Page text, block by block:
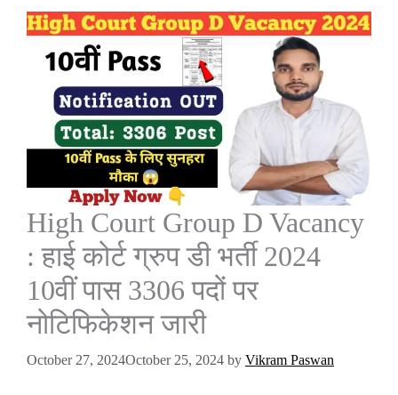
High Court Group D Vacancy
: हाई कोर्ट ग्रुप डी भर्ती 2024
10वीं पास 3306 पदों पर
नोटिफिकेशन जारी
October 27, 2024October 25, 2024 by Vikram Paswan